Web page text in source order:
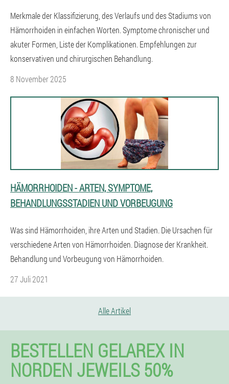
Merkmale der Klassifizierung, des Verlaufs und des Stadiums von
Hämorrhoiden in einfachen Worten. Symptome chronischer und
akuter Formen, Liste der Komplikationen. Empfehlungen zur
konservativen und chirurgischen Behandlung.
8 November 2025
HÄMORRHOIDEN - ARTEN, SYMPTOME,
BEHANDLUNGSSTADIEN UND VORBEUGUNG
Was sind Hämorrhoiden, ihre Arten und Stadien. Die Ursachen für
verschiedene Arten von Hämorrhoiden. Diagnose der Krankheit.
Behandlung und Vorbeugung von Hämorrhoiden.
27 Juli 2021
Alle Artikel
BESTELLEN GELAREX IN
NORDEN JEWEILS 50%